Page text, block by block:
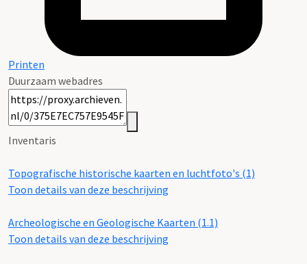
Printen
Duurzaam webadres
Inventaris
Topografische historische kaarten en luchtfoto's (1)
Toon details van deze beschrijving
Archeologische en Geologische Kaarten (1.1)
Toon details van deze beschrijving